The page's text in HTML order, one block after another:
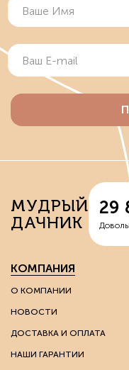
МУДРЫЙ
ДАЧНИК
29
КОМПАНИЯ
О КОМПАНИИ
НОВОСТИ
ДОСТАВКА И ОПЛАТА
НАШИ ГАРАНТИИ